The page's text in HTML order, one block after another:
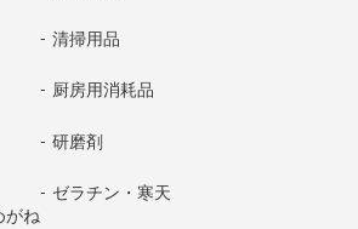
がね
清掃用品
厨房用消耗品
研磨剤
ゼラチン・寒天